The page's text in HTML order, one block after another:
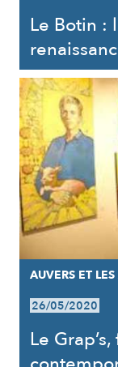
Le Botin :
AUVERS ET LES
26/05/2020
Le